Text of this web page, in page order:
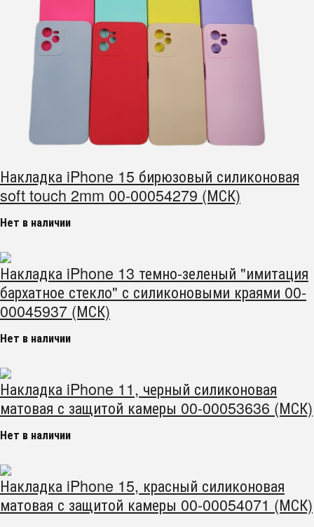
Накладка iPhone 15 бирюзовый силиконовая
soft touch 2mm 00-00054279 (МСК)
Нет в наличии
Накладка iPhone 13 темно-зеленый "имитация
бархатное стекло" с силиконовыми краями 00-
00045937 (МСК)
Нет в наличии
Накладка iPhone 11, черный силиконовая
матовая с защитой камеры 00-00053636 (МСК)
Нет в наличии
Накладка iPhone 15, красный силиконовая
матовая с защитой камеры 00-00054071 (МСК)